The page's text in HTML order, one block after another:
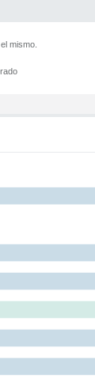
mismo.